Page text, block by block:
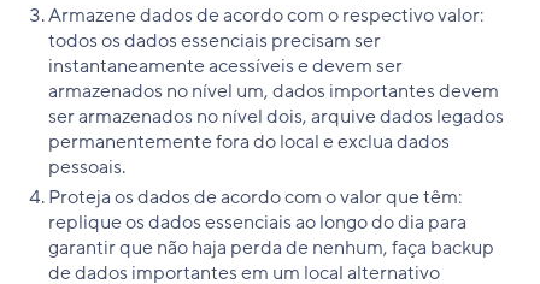
Armazene dados de acordo com o respectivo valor:
todos os dados essenciais precisam ser
instantaneamente acessíveis e devem ser
armazenados no nível um, dados importantes devem
ser armazenados no nível dois, arquive dados legados
permanentemente fora do local e exclua dados
pessoais.
Proteja os dados de acordo com o valor que têm:
replique os dados essenciais ao longo do dia para
garantir que não haja perda de nenhum, faça backup
de dados importantes em um local alternativo